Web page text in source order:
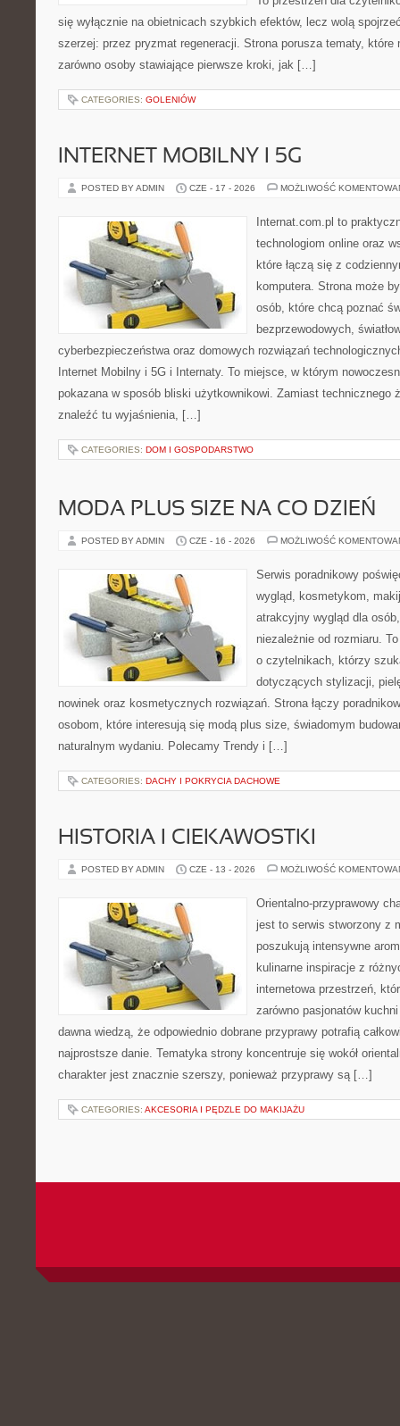
się wyłącznie na obietnicach szybkich efektów, lecz wolą
szerzej: przez pryzmat regeneracji. Strona porusza tematy, które
zarówno osoby stawiające pierwsze kroki, jak […]
CATEGORIES: GOLENIÓW
INTERNET MOBILNY I 5G
POSTED BY ADMIN CZE - 17 - 2026 MOŻLIWOŚĆ
Internat.com.pl to
technologiom online oraz
które łączą się z
komputera. Strona może
osób, które chcą poznać
bezprzewodowych,
cyberbezpieczeństwa oraz domowych rozwiązań
Internet Mobilny i 5G i Internaty. To miejsce, w którym
pokazana w sposób bliski użytkownikowi. Zamiast technicznego
znaleźć tu wyjaśnienia, […]
CATEGORIES: DOM I GOSPODARSTWO
MODA PLUS SIZE NA CO DZIEŃ
POSTED BY ADMIN CZE - 16 - 2026 MOŻLIWOŚĆ
Serwis poradnikowy
wygląd, kosmetykom,
atrakcyjny wygląd dla
niezależnie od rozmiaru.
o czytelnikach, którzy
dotyczących stylizacji,
nowinek oraz kosmetycznych rozwiązań. Strona łączy
osobom, które interesują się modą plus size, świadomym
naturalnym wydaniu. Polecamy Trendy i […]
CATEGORIES: DACHY I POKRYCIA DACHOWE
HISTORIA I CIEKAWOSTKI
POSTED BY ADMIN CZE - 13 - 2026 MOŻLIWOŚĆ
Orientalno-przyprawowy
jest to serwis stworzony z
poszukują intensywne
kulinarne inspiracje z
internetowa przestrzeń,
zarówno pasjonatów
dawna wiedzą, że odpowiednio dobrane przyprawy potrafią
najprostsze danie. Tematyka strony koncentruje się wokół
charakter jest znacznie szerszy, ponieważ przyprawy są […]
CATEGORIES: AKCESORIA I PĘDZLE DO MAKIJAŻU